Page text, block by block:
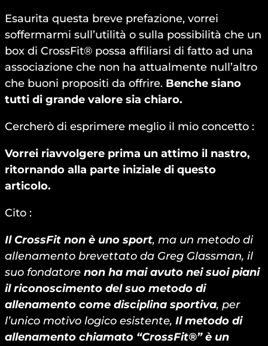
Esaurita questa breve prefazione, vorrei
soffermarmi sull’utilità o sulla possibilità che un
box di CrossFit® possa affiliarsi di fatto ad una
associazione che non ha attualmente null’altro
che buoni propositi da offrire. Benche siano
tutti di grande valore sia chiaro.
Cercherò di esprimere meglio il mio concetto :
Vorrei riavvolgere prima un attimo il nastro,
ritornando alla parte iniziale di questo
articolo.
Cito :
Il CrossFit non è uno sport, ma un metodo di
allenamento brevettato da Greg Glassman, il
suo fondatore non ha mai avuto nei suoi piani
il riconoscimento del suo metodo di
allenamento come disciplina sportiva, per
l’unico motivo logico esistente, Il metodo di
allenamento chiamato “CrossFit®” è un